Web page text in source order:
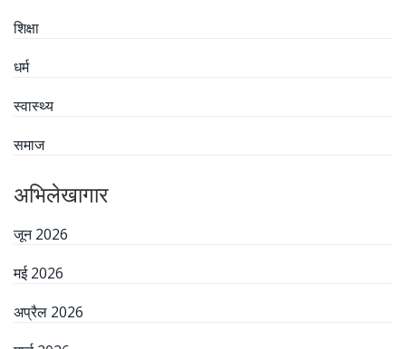
शिक्षा
धर्म
स्वास्थ्य
समाज
अभिलेखागार
जून 2026
मई 2026
अप्रैल 2026